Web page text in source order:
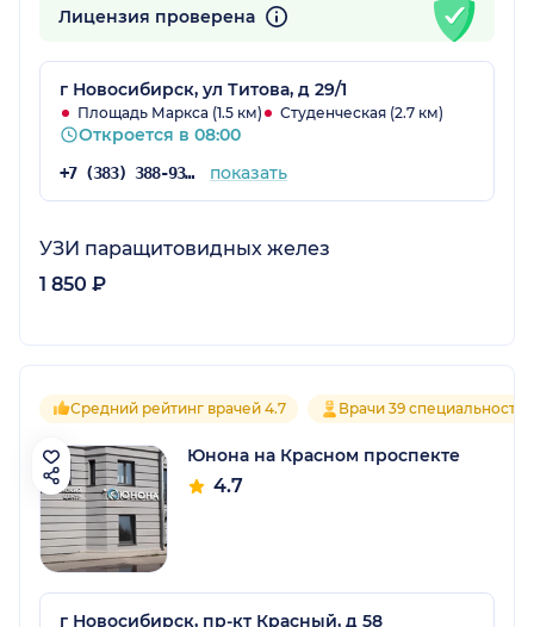
Лицензия проверена
г Новосибирск, ул Титова, д 29/1
Площадь Маркса (1.5 км) Студенческая (2.7 км)
Откроется в 08:00
+7 (383) 388-93-32 показать
УЗИ паращитовидных желез
1 850 ₽
Средний рейтинг врачей 4.7 Врачи 39 специальностей
Юнона на Красном проспекте
4.7
г Новосибирск, пр-кт Красный, д 58